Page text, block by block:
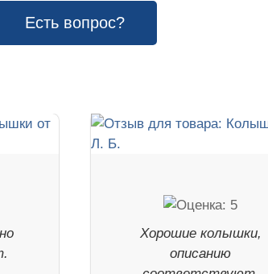
Есть вопрос?
Хорошие колышки,
описанию